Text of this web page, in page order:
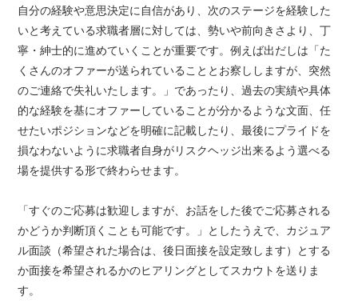
自分の経験や意思決定に自信があり、次のステージを経験した
いと考えている求職者層に対しては、勢いや前向きさより、丁
寧・紳士的に進めていくことが重要です。例えば出だしは「た
くさんのオファーが送られていることとお察ししますが、突然
のご連絡で失礼いたします。」であったり、過去の実績や具体
的な経験を基にオファーしていることが分かるような文面、任
せたいポジションなどを明確に記載したり、最後にプライドを
損なわないように求職者自身がリスクヘッジ出来るよう選べる
場を提供する形で終わらせます。
「すぐのご応募は歓迎しますが、お話をした後でご応募される
かどうか判断頂くことも可能です。」としたうえで、カジュア
ル面談（希望された場合は、後日面接を設定致します）とする
か面接を希望されるかのヒアリングとしてスカウトを送りま
す。